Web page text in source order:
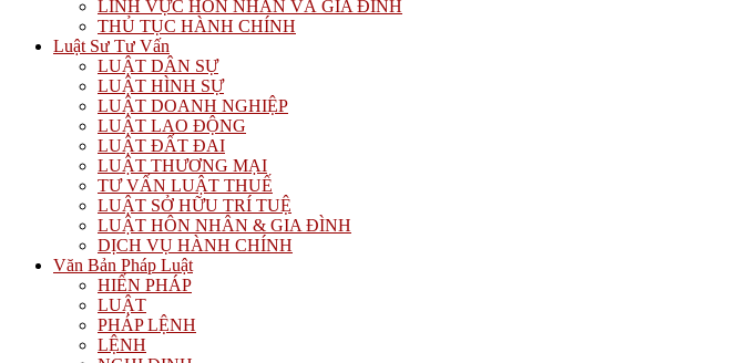
LĨNH VỰC HÔN NHÂN VÀ GIA ĐÌNH
THỦ TỤC HÀNH CHÍNH
Luật Sư Tư Vấn
LUẬT DÂN SỰ
LUẬT HÌNH SỰ
LUẬT DOANH NGHIỆP
LUẬT LAO ĐỘNG
LUẬT ĐẤT ĐAI
LUẬT THƯƠNG MẠI
TƯ VẤN LUẬT THUẾ
LUẬT SỞ HỮU TRÍ TUỆ
LUẬT HÔN NHÂN & GIA ĐÌNH
DỊCH VỤ HÀNH CHÍNH
Văn Bản Pháp Luật
HIẾN PHÁP
LUẬT
PHÁP LỆNH
LỆNH